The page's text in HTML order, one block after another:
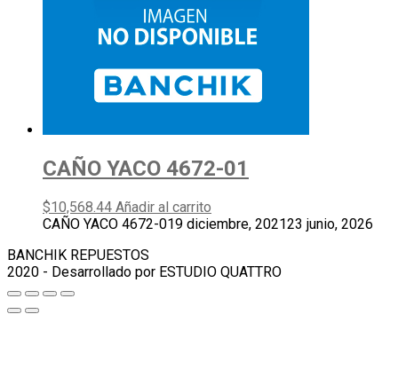
CAÑO YACO 4672-01
$10,568.44 Añadir al carrito
CAÑO YACO 4672-019 diciembre, 202123 junio, 2026
BANCHIK REPUESTOS
2020 - Desarrollado por ESTUDIO QUATTRO